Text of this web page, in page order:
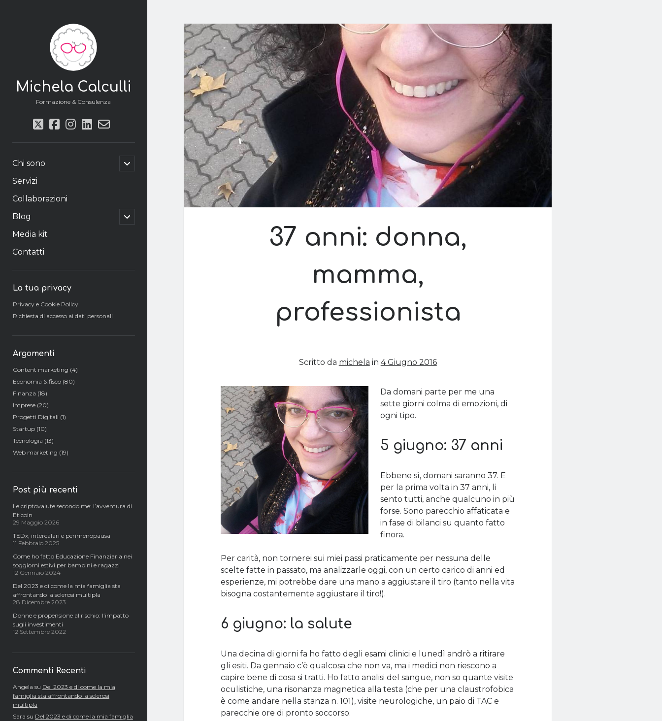
Michela Calculli
Formazione & Consulenza
twitter
facebook
instagram
linkedin
email-
Chi sono
apri
il
Servizi
Collaborazioni
Blog
apri
il
Media kit
Contatti
laterale
La tua privacy
Privacy e Cookie Policy
Richiesta di accesso ai dati personali
Argomenti
Content marketing (4)
Economia & fisco(80)
Finanza (18)
Imprese(20)
Progetti Digitali (1)
Startup(10)
Tecnologia (13)
Web marketing (19)
Post più recenti
Le criptovalute secondo me: l’avventura di
Eticoin
29 Maggio 2026
TEDx, intercalari e perimenopausa
11 Febbraio 2025
Come ho fatto Educazione Finanziaria nei
soggiorni estivi per bambini e ragazzi
12 Gennaio 2024
Del 2023 e di come la mia famiglia sta
affrontando la sclerosi multipla
28 Dicembre 2023
Donne e propensione al rischio: l’impatto
sugli investimenti
12 Settembre 2022
Commenti Recenti
Angela su Del 2023 e di come la mia
famiglia sta affrontando la sclerosi
multipla
Sara su Del 2023 e di come la mia famiglia
37 anni: donna,
mamma,
professionista
Scritto da michela in 4 Giugno 2016
Da domani parte per me una
sette giorni colma di emozioni, di
ogni tipo.
5 giugno: 37 anni
Ebbene sì, domani saranno 37. E
per la prima volta in 37 anni, li
sento tutti, anche qualcuno in più
forse. Sono parecchio affaticata e
in fase di bilanci su quanto fatto
finora.
Per carità, non tornerei sui miei passi praticamente per nessuna delle
scelte fatte in passato, ma analizzarle oggi, con un certo carico di anni ed
esperienze, mi potrebbe dare una mano a aggiustare il tiro (tanto nella vita
bisogna costantemente aggiustare il tiro!).
6 giugno: la salute
Una decina di giorni fa ho fatto degli esami clinici e lunedì andrò a ritirare
gli esiti. Da gennaio c’è qualcosa che non va, ma i medici non riescono a
capire bene di cosa si tratti. Ho fatto analisi del sangue, non so quante visite
oculistiche, una risonanza magnetica alla testa (che per una claustrofobica
è come andare nella stanza n. 101), visite neurologiche, un paio di TAC e
parecchie ore di pronto soccorso.